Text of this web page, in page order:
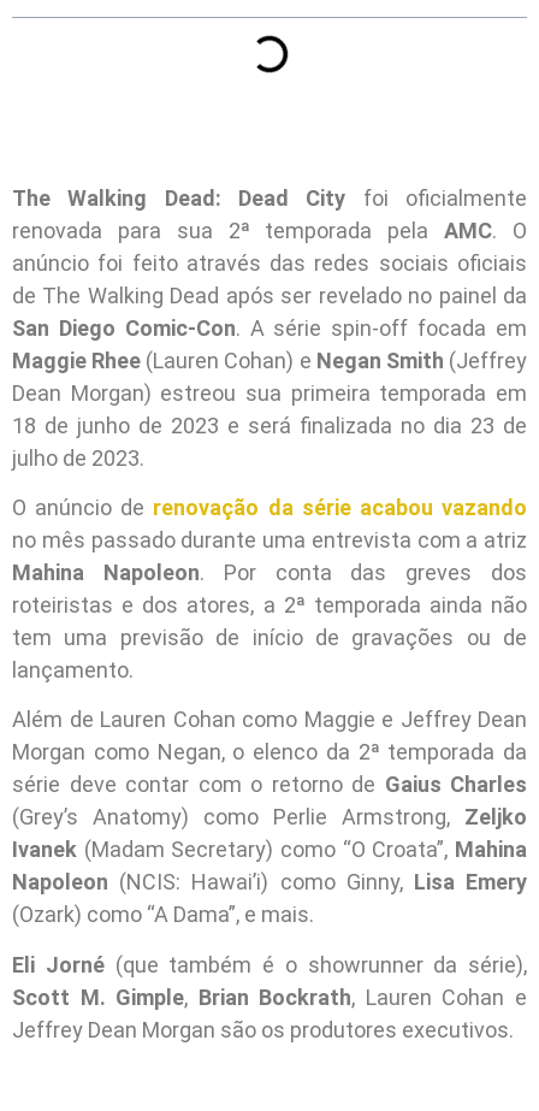
The Walking Dead: Dead City foi oficialmente
renovada para sua 2ª temporada pelaAMC. O
anúncio foi feito através das redes sociais oficiais
de The Walking Dead após ser revelado no painel da
San Diego Comic-Con. A série spin-off focada em
Maggie Rhee (Lauren Cohan) e Negan Smith (Jeffrey
Dean Morgan) estreou sua primeira temporada em
18 de junho de 2023 e será finalizada no dia 23 de
julho de 2023.
O anúncio de renovação da série acabou vazando
no mês passado durante uma entrevista com a atriz
Mahina Napoleon. Por conta das greves dos
roteiristas e dos atores, a 2ª temporada ainda não
tem uma previsão de início de gravações ou de
lançamento.
Além de Lauren Cohan como Maggie e Jeffrey Dean
Morgan como Negan, o elenco da 2ª temporada da
série deve contar com o retorno de Gaius Charles
(Grey’s Anatomy) como Perlie Armstrong, Zeljko
Ivanek (Madam Secretary) como “O Croata”, Mahina
Napoleon (NCIS: Hawai’i) como Ginny, Lisa Emery
(Ozark) como “A Dama”, e mais.
Eli Jorné(que também é o showrunner da série),
Scott M. Gimple, Brian Bockrath, Lauren Cohan e
Jeffrey Dean Morgan são os produtores executivos.